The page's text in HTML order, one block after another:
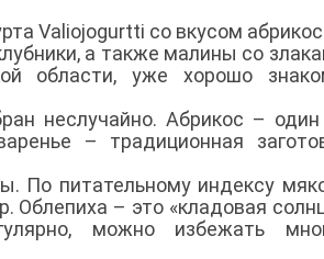
Valiojogurtti со вкусом
а также малины со
области, уже хорошо
неслучайно. Абрикос –
– традиционная
По питательному индексу
Облепиха – это «кладовая
можно избежать